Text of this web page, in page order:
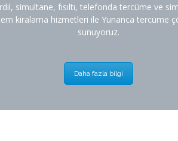
simultane, fısıltı, telefonda tercüme ve
kiralama hizmetleri ile Yunanca tercüme
sunuyoruz.
Daha fazla bilgi